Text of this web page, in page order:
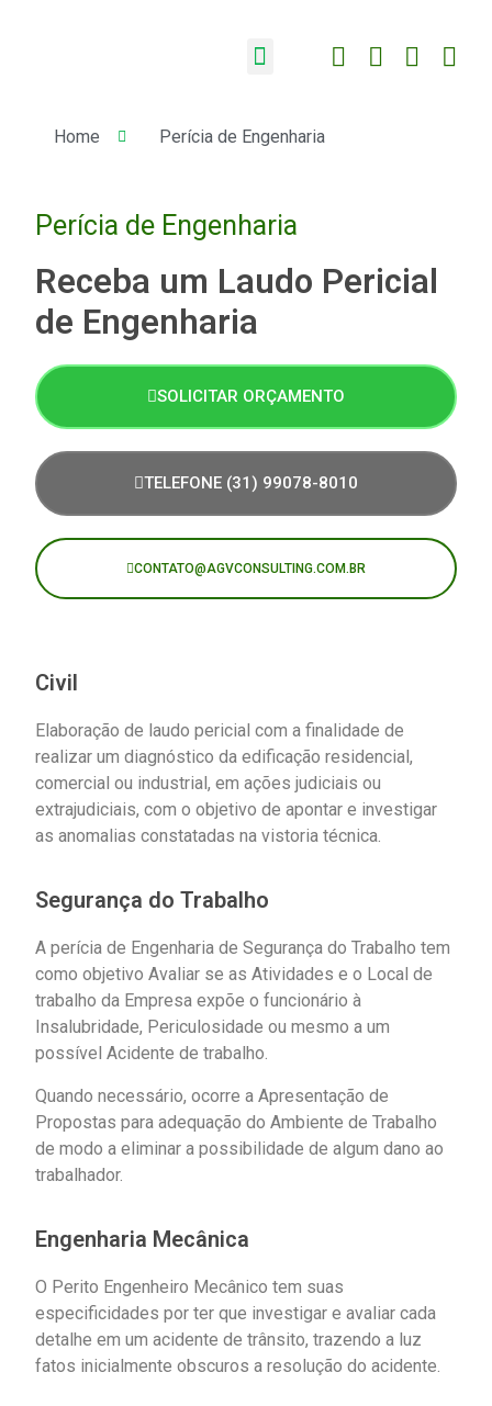
Home Perícia de Engenharia
Perícia de Engenharia
Receba um Laudo Pericial
de Engenharia
SOLICITAR ORÇAMENTO
TELEFONE (31) 99078-8010
CONTATO@AGVCONSULTING.COM.BR
Civil
Elaboração de laudo pericial com a finalidade de
realizar um diagnóstico da edificação residencial,
comercial ou industrial, em ações judiciais ou
extrajudiciais, com o objetivo de apontar e investigar
as anomalias constatadas na vistoria técnica.
Segurança do Trabalho
A perícia de Engenharia de Segurança do Trabalho tem
como objetivo Avaliar se as Atividades e o Local de
trabalho da Empresa expõe o funcionário à
Insalubridade, Periculosidade ou mesmo a um
possível Acidente de trabalho.
Quando necessário, ocorre a Apresentação de
Propostas para adequação do Ambiente de Trabalho
de modo a eliminar a possibilidade de algum dano ao
trabalhador.
Engenharia Mecânica
O Perito Engenheiro Mecânico tem suas
especificidades por ter que investigar e avaliar cada
detalhe em um acidente de trânsito, trazendo a luz
fatos inicialmente obscuros a resolução do acidente.